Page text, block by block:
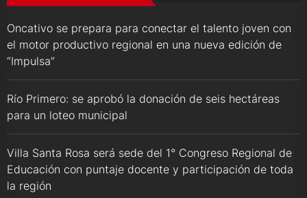
Oncativo se prepara para conectar el talento joven con
el motor productivo regional en una nueva edición de
“Impulsa”
Río Primero: se aprobó la donación de seis hectáreas
para un loteo municipal
Villa Santa Rosa será sede del 1° Congreso Regional de
Educación con puntaje docente y participación de toda
la región